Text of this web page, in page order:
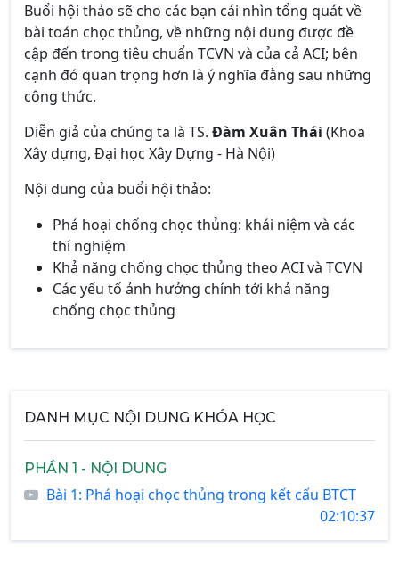
Buổi hội thảo sẽ cho các bạn cái nhìn tổng quát về
bài toán chọc thủng, về những nội dung được đề
cập đến trong tiêu chuẩn TCVN và của cả ACI; bên
cạnh đó quan trọng hơn là ý nghĩa đằng sau những
công thức.
Diễn giả của chúng ta là TS. Đàm Xuân Thái (Khoa
Xây dựng, Đại học Xây Dựng - Hà Nội)
Nội dung của buổi hội thảo:
Phá hoại chống chọc thủng: khái niệm và các
thí nghiệm
Khả năng chống chọc thủng theo ACI và TCVN
Các yếu tố ảnh hưởng chính tới khả năng
chống chọc thủng
DANH MỤC NỘI DUNG KHÓA HỌC
PHẦN 1 - NỘI DUNG
Bài 1: Phá hoại chọc thủng trong kết cấu BTCT
02:10:37